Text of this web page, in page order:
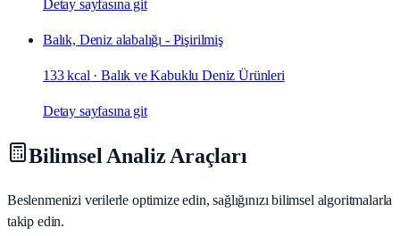
Detay sayfasına git
Balık, Deniz alabalığı - Pişirilmiş
133 kcal ·Balık ve Kabuklu Deniz Ürünleri
Detay sayfasına git
Bilimsel Analiz Araçları
Beslenmenizi verilerle optimize edin, sağlığınızı bilimsel algoritmalarla
takip edin.